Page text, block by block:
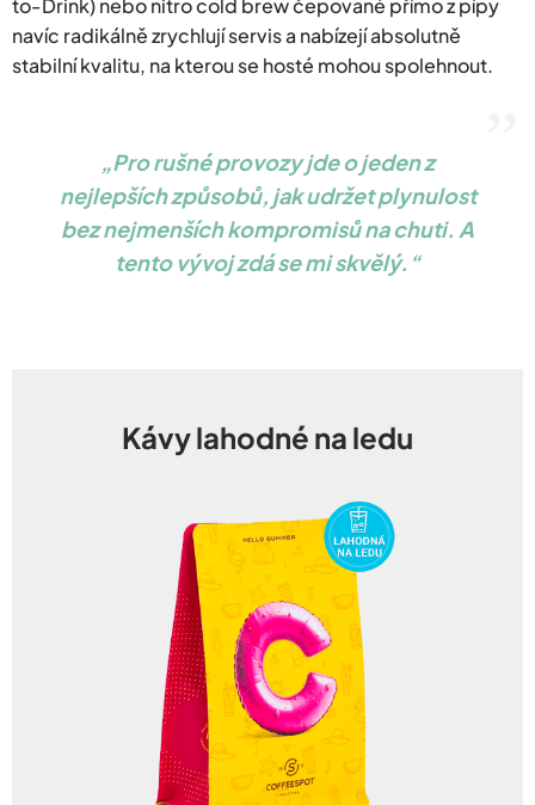
to-Drink) nebo nitro cold brew čepované přímo z pípy
navíc radikálně zrychlují servis a nabízejí absolutně
stabilní kvalitu, na kterou se hosté mohou spolehnout.
Pro rušné provozy jde o jeden z
nejlepších způsobů, jak udržet plynulost
bez nejmenších kompromisů na chuti. A
tento vývoj zdá se mi skvělý.
Kávy lahodné na ledu